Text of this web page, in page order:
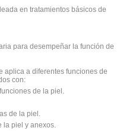
en tratamientos básicos de
para desempeñar la función de
aplica a diferentes funciones de
con:
de la piel.
de la piel.
piel y anexos.